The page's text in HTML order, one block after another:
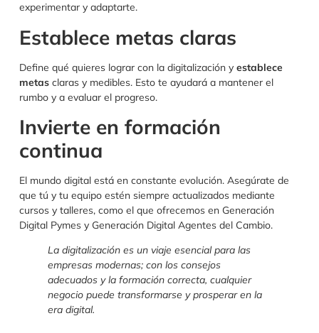
experimentar y adaptarte.
Establece metas claras
Define qué quieres lograr con la digitalización y establece
metasclaras y medibles. Esto te ayudará a mantener el
rumbo y a evaluar el progreso.
Invierte en formación
continua
El mundo digital está en constante evolución. Asegúrate de
que tú y tu equipo estén siempre actualizados mediante
cursos y talleres, como el que ofrecemos en Generación
Digital Pymes y Generación Digital Agentes del Cambio.
La digitalización es un viaje esencial para las
empresas modernas; con los consejos
adecuados y la formación correcta, cualquier
negocio puede transformarse y prosperar en la
era digital.